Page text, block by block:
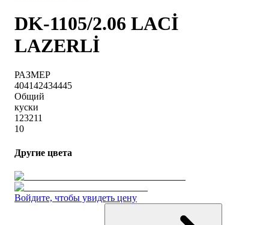
DK-1105/2.06 LACİ
LAZERLİ
РАЗМЕР
404142434445
Общий
куски
123211
10
Другие цвета
Войдите, чтобы увидеть цену